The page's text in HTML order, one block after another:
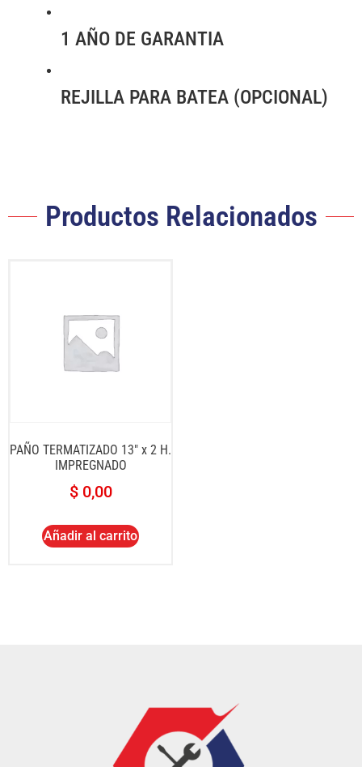
1 AÑO DE GARANTIA
REJILLA PARA BATEA (OPCIONAL)
Productos Relacionados
PAÑO TERMATIZADO 13″ x 2 H.
IMPREGNADO
$0,00
Añadir al carrito